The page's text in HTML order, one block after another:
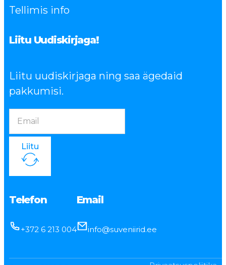
Tellimis info
Liitu Uudiskirjaga!
Liitu uudiskirjaga ning saa ägedaid
pakkumisi.
Liitu
Telefon
+372 6 213 004
Email
info@suveniirid.ee